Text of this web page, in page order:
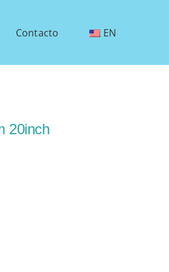
Contacto EN
20inch